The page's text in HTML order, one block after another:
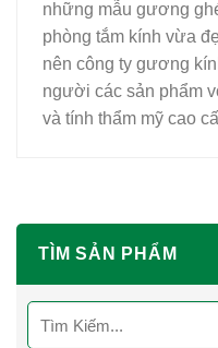
những mẫu gương
phòng tắm kính vừa
nên công ty gương
người các sản phẩm
và tính thẩm mỹ cao
TÌM SẢN PHẨM
Tìm
kiếm: